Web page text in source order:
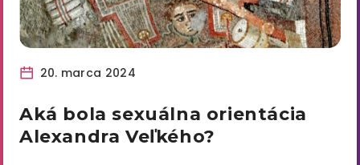
20. marca 2024
Aká bola sexuálna orientácia
Alexandra Veľkého?